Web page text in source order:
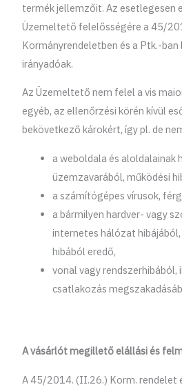
termék jellemzőit. Az esetlegesen
Üzemeltető felelősségére a 45/
Kormányrendeletben és a Ptk.-
irányadóak.
Az Üzemeltető nem felel a vis
egyéb, az ellenőrzési körén kívül
bekövetkező károkért, így pl. de
a weboldala és aloldalainak
üzemzavarából, működési
a számítógépes vírusok,
a bármilyen hardver- vagy
internetes hálózat
hibából eredő,
vonal vagy
csatlakozás
A vásárlót megillető elállási és
A 45/2014. (II.26.) Korm. rendelet